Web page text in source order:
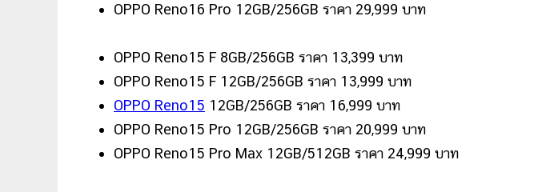
OPPO Reno16 Pro 12GB/256GB ราคา 29,999 บาท
OPPO Reno15 F 8GB/256GB ราคา 13,399 บาท
OPPO Reno15 F 12GB/256GB ราคา 13,999 บาท
OPPO Reno15 12GB/256GB ราคา 16,999 บาท
OPPO Reno15 Pro 12GB/256GB ราคา 20,999 บาท
OPPO Reno15 Pro Max 12GB/512GB ราคา 24,999 บาท